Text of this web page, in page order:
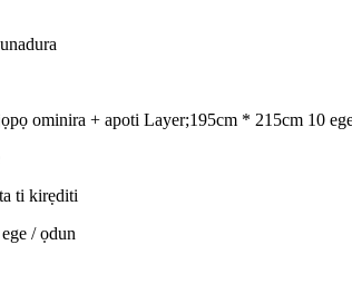
ominira + apoti Layer;195cm * 215cm 10
ti kirẹditi
/ ọdun